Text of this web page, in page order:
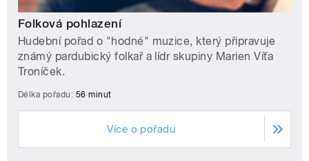
Folková pohlazení
Hudební pořad o "hodné" muzice, který připravuje
známý pardubický folkař a lídr skupiny Marien Víťa
Troníček.
Délka pořadu: 56 minut
Více o pořadu